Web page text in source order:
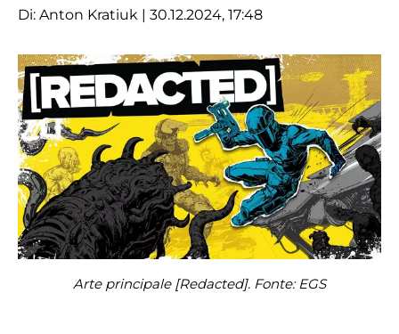
Di: Anton Kratiuk | 30.12.2024, 17:48
Arte principale [Redacted]. Fonte: EGS